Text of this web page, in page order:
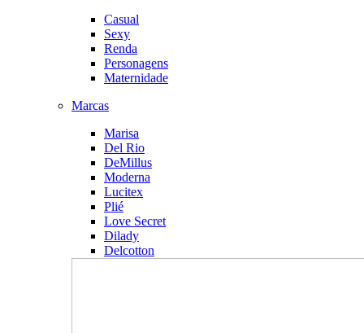
Casual
Sexy
Renda
Personagens
Maternidade
Marcas
Marisa
Del Rio
DeMillus
Moderna
Lucitex
Plié
Love Secret
Dilady
Delcotton